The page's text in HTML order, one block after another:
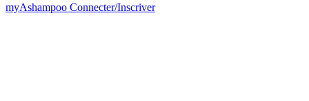
myAshampoo Connecter/Inscriver